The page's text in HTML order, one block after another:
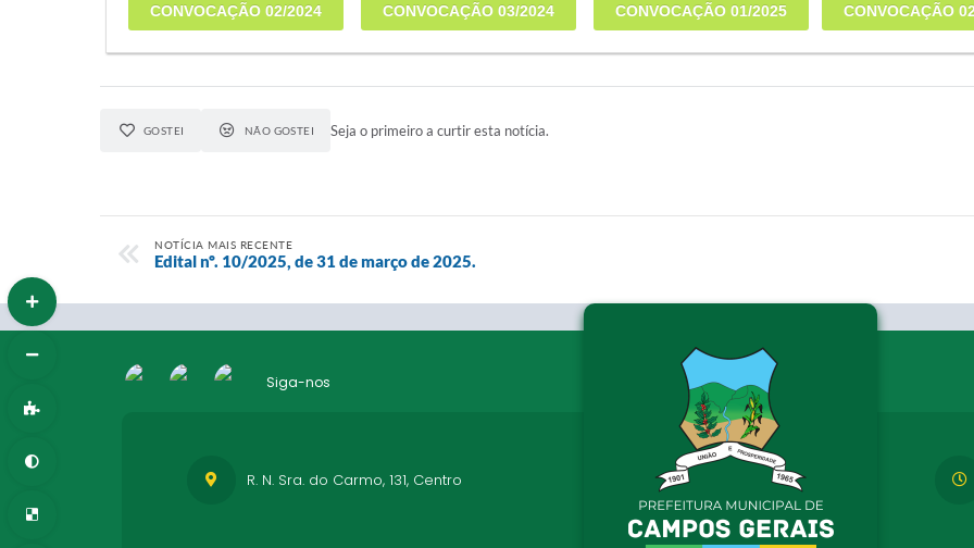
CONVOCAÇÃO 02/2024 CONVOCAÇÃO 03/2024 CONVOCAÇÃO 01/2025 CONVOCAÇÃO
GOSTEI NÃO GOSTEI Seja o primeiro a curtir esta notícia.
NOTÍCIA MAIS RECENTE
Edital nº. 10/2025, de 31 de março de 2025.
Siga-nos
R. N. Sra. do Carmo, 131, Centro